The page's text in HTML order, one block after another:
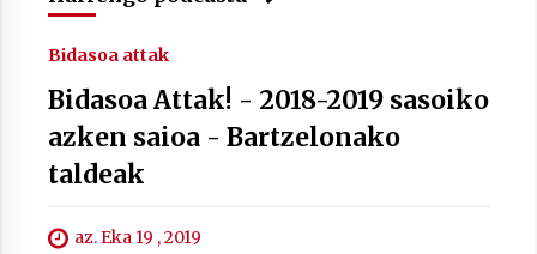
2021/06/30
Bidasoa attak
Bidasoa Attak! - 2018-2019 sasoiko
azken saioa - Bartzelonako
taldeak
az. Eka 19 , 2019